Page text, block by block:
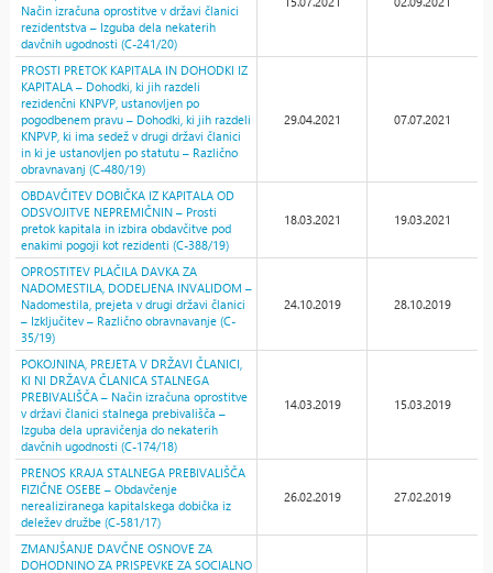
Način izračuna oprostitve v državi članici
rezidentstva – Izguba dela nekaterih
davčnih ugodnosti (C-241/20)
PROSTI PRETOK KAPITALA IN DOHODKI IZ
KAPITALA – Dohodki, ki jih razdeli
rezidenčni KNPVP, ustanovljen po
pogodbenem pravu – Dohodki, ki jih razdeli
KNPVP, ki ima sedež v drugi državi članici
in ki je ustanovljen po statutu – Različno
obravnavanj (C-480/19)
29.04.2021 07.07.2021
OBDAVČITEV DOBIČKA IZ KAPITALA OD
ODSVOJITVE NEPREMIČNIN – Prosti
pretok kapitala in izbira obdavčitve pod
enakimi pogoji kot rezidenti (C-388/19)
18.03.2021 19.03.2021
OPROSTITEV PLAČILA DAVKA ZA
NADOMESTILA, DODELJENA INVALIDOM –
Nadomestila, prejeta v drugi državi članici
– Izključitev – Različno obravnavanje (C-
35/19)
24.10.2019 28.10.2019
POKOJNINA, PREJETA V DRŽAVI ČLANICI,
KI NI DRŽAVA ČLANICA STALNEGA
PREBIVALIŠČA – Način izračuna oprostitve
v državi članici stalnega prebivališča –
Izguba dela upravičenja do nekaterih
davčnih ugodnosti (C-174/18)
14.03.2019 15.03.2019
PRENOS KRAJA STALNEGA PREBIVALIŠČA
FIZIČNE OSEBE – Obdavčenje
nerealiziranega kapitalskega dobička iz
deležev družbe (C-581/17)
26.02.2019 27.02.2019
ZMANJŠANJE DAVČNE OSNOVE ZA
DOHODNINO ZA PRISPEVKE ZA SOCIALNO